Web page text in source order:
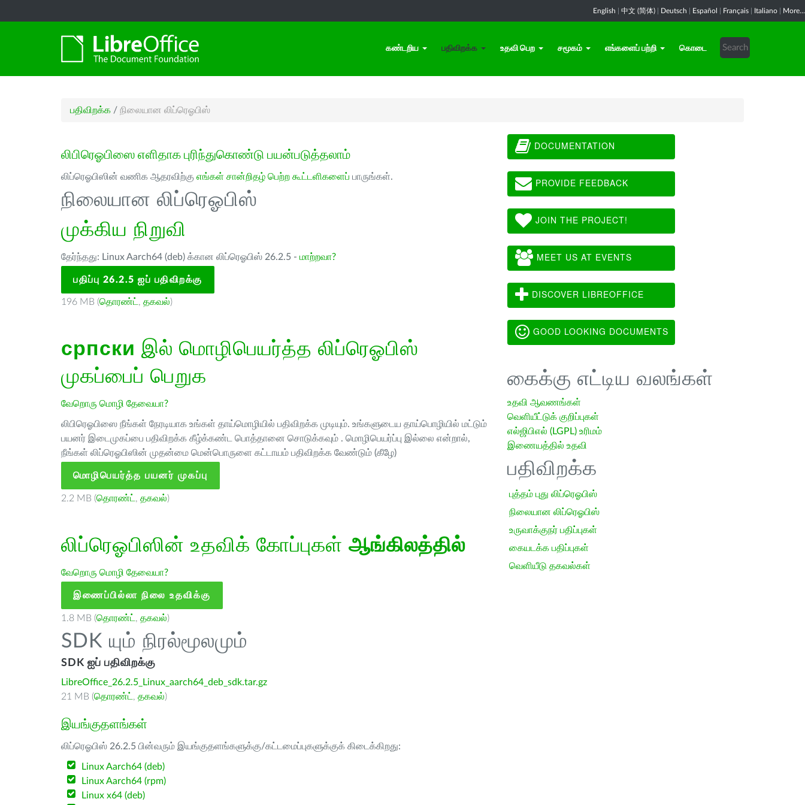
English 中文 (简体) Deutsch Español Français Italiano More...
கண்டறிய பதிவிறக்க உதவி பெற சமூகம் எங்களைப் பற்றி கொடை
பதிவிறக்க / நிலையான லிப்ரெஓபிஸ்
லிபிரெஓபிஸை எளிதாக புரிந்துகொண்டு பயன்படுத்தலாம்
லிப்ரெஓபிஸின் வணிக ஆதரவிற்கு எங்கள் சான்றிதழ் பெற்ற கூட்டளிகளைப் பாருங்கள்.
நிலையான லிப்ரெஓபிஸ்
முக்கிய நிறுவி
தேர்ந்தது: Linux Aarch64 (deb) க்கான லிப்ரெஓபிஸ் 26.2.5 - மாற்றவா?
பதிப்பு 26.2.5 ஐப் பதிவிறக்கு
196 MB (தொரண்ட் , தகவல்)
српски இல் மொழிபெயர்த்த லிப்ரெஓபிஸ்
முகப்பைப் பெறுக
வேறொரு மொழி தேவையா?
லிபிரெஓபிஸை நீங்கள் நேரடியாக உங்கள் தாய்மொழியில் பதிவிறக்க முடியும். உங்களுடைய தாய்பொழியில் மட்டும்
பயனர் இடைமுகப்பை பதிவிறக்க கீழ்க்கண்ட பொத்தானை சொடுக்கவும் . மொழிபெயர்ப்பு இல்லை என்றால்,
நீங்கள் லிப்ரெஓபிஸின் முதன்மை மென்பொருளை கட்டாயம் பதிவிறக்க வேண்டும் (கீழே)
மொழிபெயர்த்த பயனர் முகப்பு
2.2 MB (தொரண்ட் , தகவல்)
லிப்ரெஓபிஸின் உதவிக் கோப்புகள் ஆங்கிலத்தில்
வேறொரு மொழி தேவையா?
இணைப்பில்லா நிலை உதவிக்கு
1.8 MB (தொரண்ட் , தகவல்)
SDK யும் நிரல்மூலமும்
SDK ஐப் பதிவிறக்கு
LibreOffice_26.2.5_Linux_aarch64_deb_sdk.tar.gz
21 MB (தொரண்ட் , தகவல்)
இயங்குதளங்கள்
லிப்ரெஓபிஸ் 26.2.5 பின்வரும் இயங்குதளங்களுக்கு/கட்டமைப்புகளுக்குக் கிடைக்கிறது:
Linux Aarch64 (deb)
Linux Aarch64 (rpm)
Linux x64 (deb)
DOCUMENTATION
PROVIDE FEEDBACK
JOIN THE PROJECT!
MEET US AT EVENTS
DISCOVER LIBREOFFICE
GOOD LOOKING DOCUMENTS
கைக்கு எட்டிய வலங்கள்
உதவி ஆவணங்கள்
வெளியீட்டுக் குறிப்புகள்
எல்ஜிபிஎல் (LGPL) உரிமம்
இணையத்தில் உதவி
பதிவிறக்க
புத்தம் புது லிப்ரெஓபிஸ்
நிலையான லிப்ரெஓபிஸ்
உருவாக்குநர் பதிப்புகள்
கையடக்க பதிப்புகள்
வெளியீடு தகவல்கள்